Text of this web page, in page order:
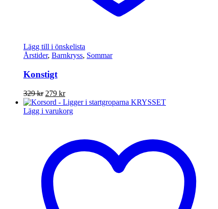
Lägg till i önskelista
Årstider, Barnkryss, Sommar
Konstigt
329kr Det
ursprungliga
priset
279 krDet
nuvarande
priset
Lägg i varukorg